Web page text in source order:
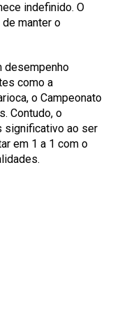
indefinido. O
manter o
desempenho
como a
o Campeonato
Contudo, o
significativo ao ser
em 1 a 1 com o